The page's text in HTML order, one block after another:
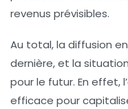
revenus prévisibles.
Au total, la diffusion
dernière, et la
pour le futur. En effet,
efficace pour